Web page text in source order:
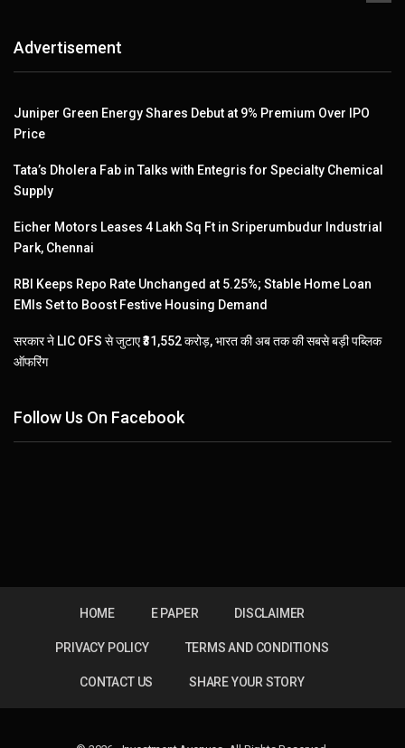
Advertisement
Juniper Green Energy Shares Debut at 9% Premium Over IPO
Price
Tata’s Dholera Fab in Talks with Entegris for Specialty Chemical
Supply
Eicher Motors Leases 4 Lakh Sq Ft in Sriperumbudur Industrial
Park, Chennai
RBI Keeps Repo Rate Unchanged at 5.25%; Stable Home Loan
EMIs Set to Boost Festive Housing Demand
सरकार ने LIC OFS से जुटाए ₹31,552 करोड़, भारत की अब तक की सबसे बड़ी पब्लिक
ऑफरिंग
Follow Us On Facebook
HOME E PAPER DISCLAIMER
PRIVACY POLICY TERMS AND CONDITIONS
CONTACT US SHARE YOUR STORY